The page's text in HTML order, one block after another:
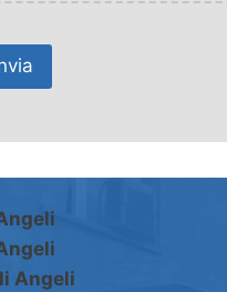
Angeli